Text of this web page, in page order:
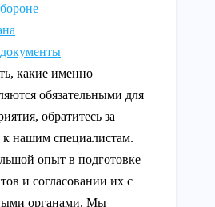
какие именно
обязательными для
обратитесь за
к нашим специалистам.
опыт в подготовке
и согласовании их с
органами. Мы